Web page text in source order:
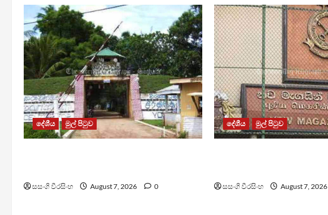
දේශීය මුල් පිටුව
සසංගි වීරසිංහ August 7, 2026 0
දේශීය මුල් පිටුව
සසංගි වීරසිංහ August 7, 2026